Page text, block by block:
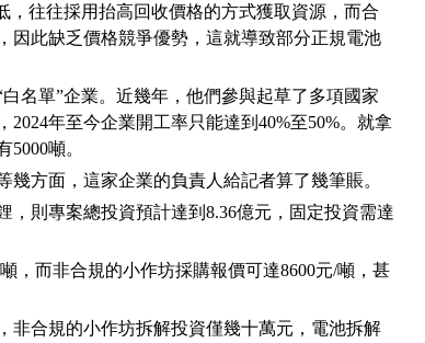
，往往採用抬高回收價格的方式獲取資源，而合
因此缺乏價格競爭優勢，這就導致部分正規電池
名單”企業。近幾年，他們參與起草了多項國家
年至今企業開工率只能達到40%至50%。就拿
噸。
方面，這家企業的負責人給記者算了幾筆賬。
，則專案總投資預計達到8.36億元，固定投資需達
，而非合規的小作坊採購報價可達8600元/噸，甚
非合規的小作坊拆解投資僅幾十萬元，電池拆解